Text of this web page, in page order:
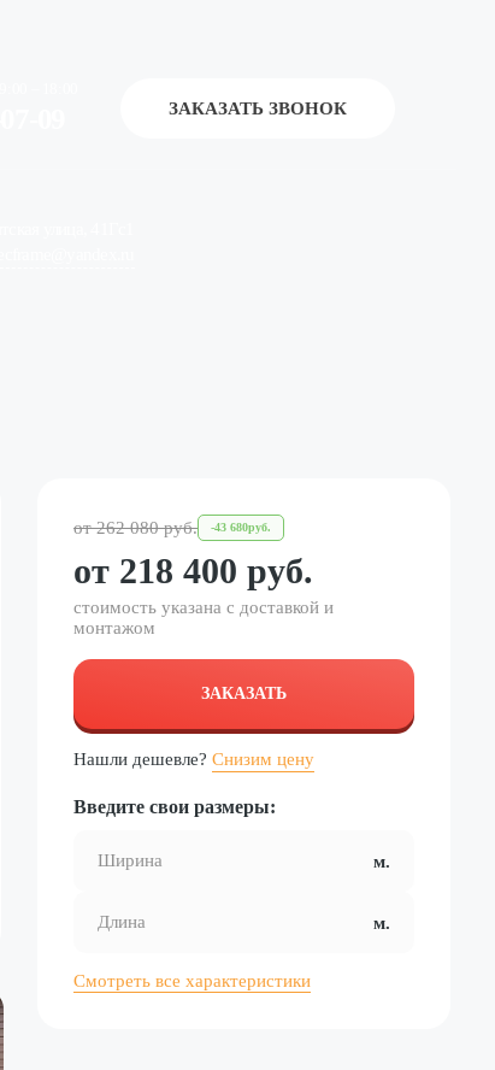
ЗАКАЗАТЬ ЗВОНОК
от262 080 руб. -43 680руб.
от 218 400 руб.
стоимость указана с доставкой и
монтажом
ЗАКАЗАТЬ
Нашли дешевле? Снизим цену
Введите свои размеры:
Смотреть все характеристики